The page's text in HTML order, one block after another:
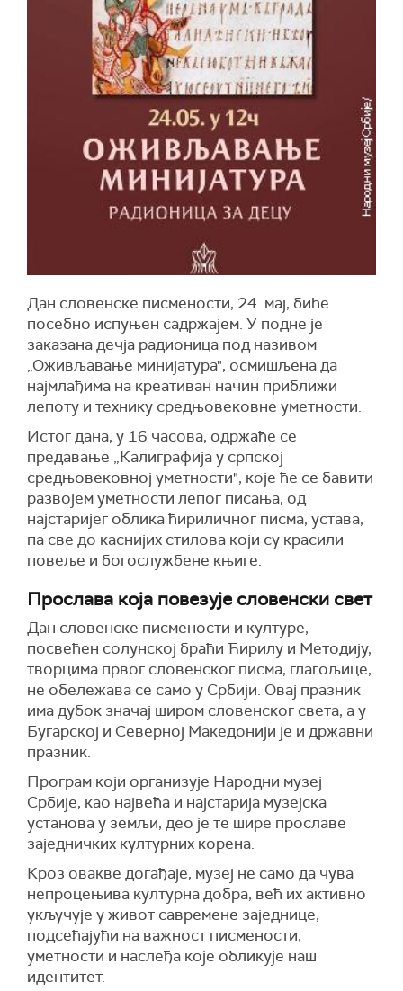
Дан словенске писмености, 24. мај, биће
посебно испуњен садржајем. У подне је
заказана дечја радионица под називом
„Оживљавање минијатура", осмишљена да
најмлађима на креативан начин приближи
лепоту и технику средњовековне уметности.
Истог дана, у 16 часова, одржаће се
предавање „Калиграфија у српској
средњовековној уметности", које ће се бавити
развојем уметности лепог писања, од
најстаријег облика ћириличног писма, устава,
па све до каснијих стилова који су красили
повеље и богослужбене књиге.
Прослава која повезује словенски свет
Дан словенске писмености и културе,
посвећен солунској браћи Ћирилу и Методију,
творцима првог словенског писма, глагољице,
не обележава се само у Србији. Овај празник
има дубок значај широм словенског света, а у
Бугарској и Северној Македонији је и државни
празник.
Програм који организује Народни музеј
Србије, као највећа и најстарија музејска
установа у земљи, део је те шире прославе
заједничких културних корена.
Кроз овакве догађаје, музеј не само да чува
непроцењива културна добра, већ их активно
укључује у живот савремене заједнице,
подсећајући на важност писмености,
уметности и наслеђа које обликује наш
идентитет.